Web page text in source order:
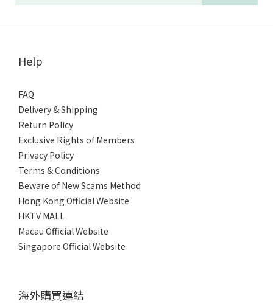
Help
FAQ
Delivery & Shipping
Return Policy
Exclusive Rights of Members
Privacy Policy
Terms & Conditions
Beware of New Scams Method
Hong Kong Official Website
HKTV MALL
Macau Official Website
Singapore Official Website
海外購買連結